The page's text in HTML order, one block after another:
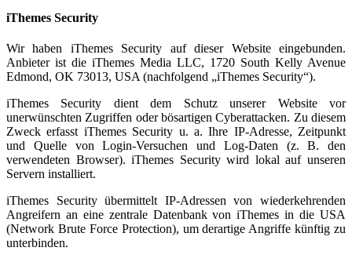
iThemes Security
Wir haben iThemes Security auf dieser Website eingebunden.
Anbieter ist die iThemes Media LLC, 1720 South Kelly Avenue
Edmond, OK 73013, USA (nachfolgend „iThemes Security“).
iThemes Security dient dem Schutz unserer Website vor
unerwünschten Zugriffen oder bösartigen Cyberattacken. Zu diesem
Zweck erfasst iThemes Security u. a. Ihre IP-Adresse, Zeitpunkt
und Quelle von Login-Versuchen und Log-Daten (z. B. den
verwendeten Browser). iThemes Security wird lokal auf unseren
Servern installiert.
iThemes Security übermittelt IP-Adressen von wiederkehrenden
Angreifern an eine zentrale Datenbank von iThemes in die USA
(Network Brute Force Protection), um derartige Angriffe künftig zu
unterbinden.